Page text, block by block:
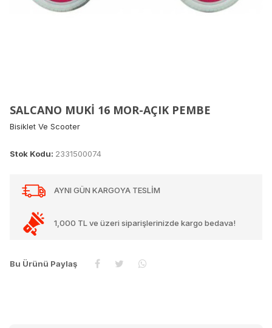
SALCANO MUKİ 16 MOR-AÇIK PEMBE
Bisiklet Ve Scooter
Stok Kodu: 2331500074
AYNI GÜN KARGOYA TESLİM
1,000 TL ve üzeri siparişlerinizde kargo bedava!
Bu Ürünü Paylaş